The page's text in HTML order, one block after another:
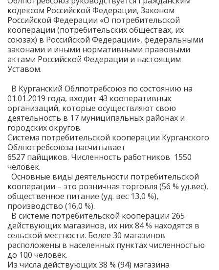
кодексом Российской Федерации, Законом
Российской Федерации «О потребительской
кооперации (потребительских обществах, их
союзах) в Российской Федерации», федеральными
законами и иными нормативными правовыми
актами Российской Федерации и настоящим
Уставом.
В Курганский Облпотребсоюз по состоянию на
01.01.2019 года, входит 43 кооперативных
организаций, которые осуществляют свою
деятельность в 17 муниципальных районах и
городских округов.
Система потребительской кооперации Курганского
Облпотребсоюза насчитывает
6527 пайщиков. Численность работников 1550
человек.
Основные виды деятельности потребительской
кооперации – это розничная торговля (56 % уд.вес),
общественное питание (уд. вес 13,0 %),
производство (16,0 %).
В системе потребительской кооперации 265
действующих магазинов, их них 84 % находятся в
сельской местности. Более 30 магазинов
расположены в населенных пунктах численностью
до 100 человек.
Из числа действующих 38 % (94) магазина